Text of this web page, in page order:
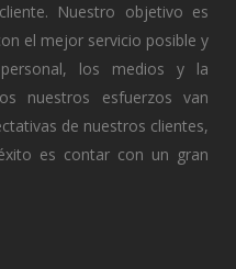
Nuestro objetivo es
el mejor servicio posible y
los medios y la
nuestros esfuerzos van
de nuestros clientes,
es contar con un gran